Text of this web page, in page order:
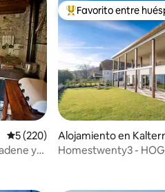
Calificación promedio: 5 de 5,
5 (220)
y
Favorito entre
Favorito entre
Alojamiento en
einstraße
Homestwenty3 -